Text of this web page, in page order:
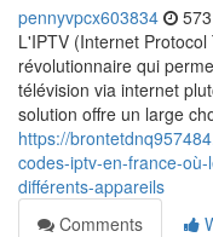
pennyvpcx603834
L'IPTV (Internet
révolutionnaire qui
télévision via internet
solution offre un large
https://
codes-iptv-en-france-
différents-appareils
Comments